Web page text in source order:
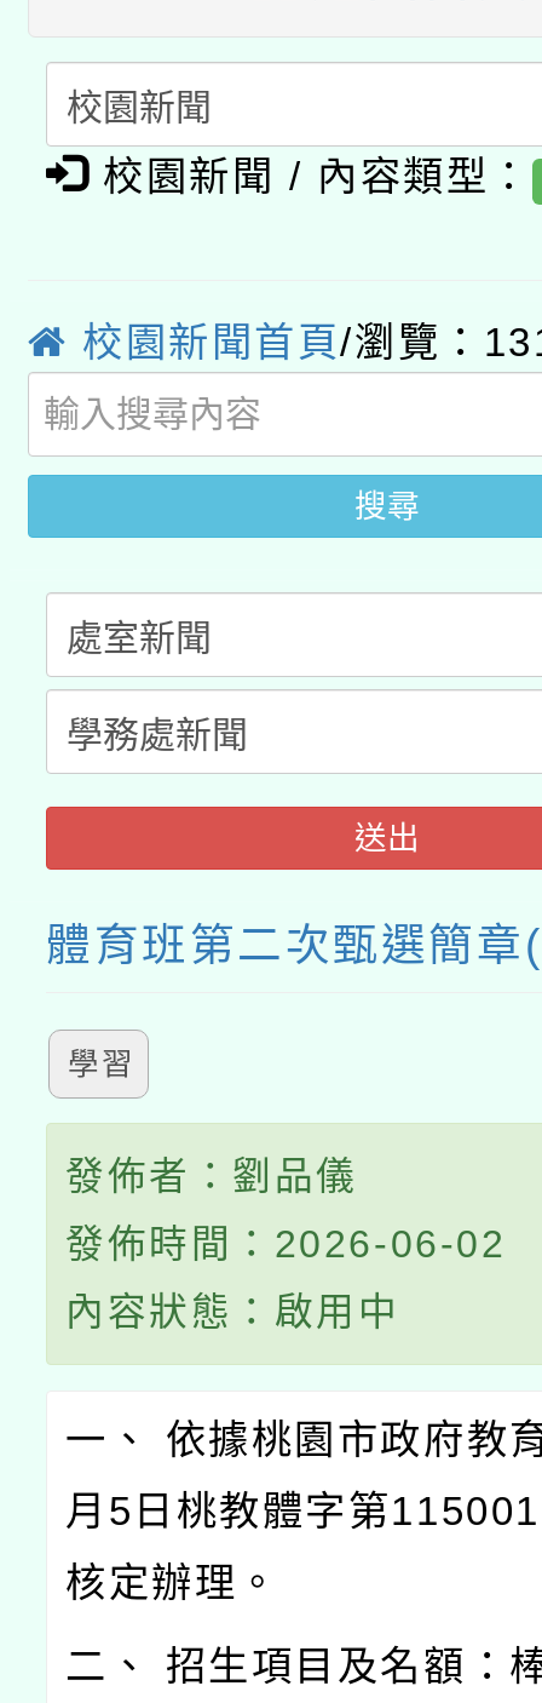
接種之民眾」措施，延
月28日止
用水績優單位及節水達
動」
開 智慧啟航」
「2026桃園藝術巡演
關事宜
轉知教育部國民及學前
國立臺灣師範大學辦
業成長研習」實施計畫
函轉國家教育研究院中
族教育國際趨勢與發展
新北市政府教育局辦理
師專業成長研習實施計
方素養工作坊新北場」
函轉國立臺灣師範大學
族語言臺北學習中心
「族語學習班」招生簡
轉知有關國立成功大學
文教學共融平台-教案
教育部國民及學前教
年度COVID-19疫苗接
接種之民眾」措施，延
月28日止
校園新聞 / 內容類型：
校園新聞首頁/瀏覽：
搜尋
送出
體育班第二次甄選簡章
學習
發佈者：劉品儀
發佈時間：2026-06-02
內容狀態：啟用中
一、 依據桃園市政府教
月5日桃教體字第
核定辦理。
二、 招生項目及名額：